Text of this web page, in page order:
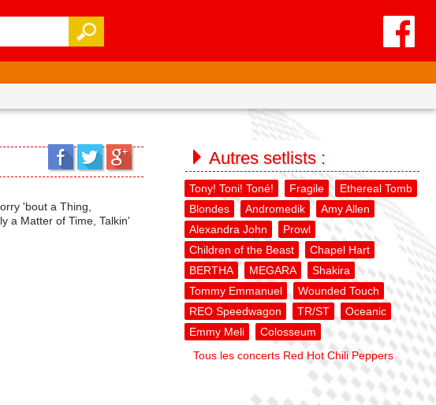
'bout a Thing,
a Matter of Time, Talkin'
Autres setlists :
Tony! Toni! Toné! Fragile
Ethereal Tomb
Blondes
Andromedik
Amy Allen
Alexandra John
Prowl
Children of the Beast
Chapel Hart
BERTHA
MEGARA
Shakira
Tommy Emmanuel
Wounded Touch
REO Speedwagon
TR/ST
Oceanic
Emmy Meli
Colosseum
Tous les concerts Red Hot Chili Peppers